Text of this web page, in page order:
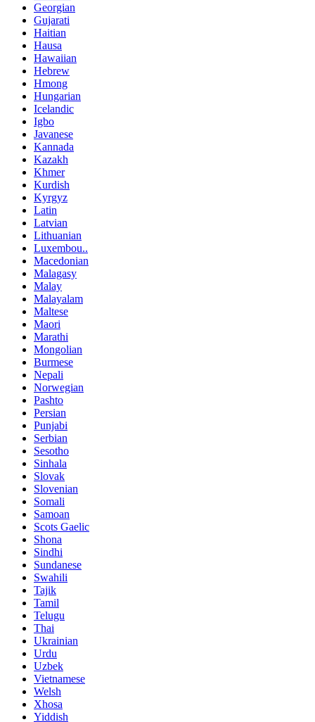
Georgian
Gujarati
Haitian
Hausa
Hawaiian
Hebrew
Hmong
Hungarian
Icelandic
Igbo
Javanese
Kannada
Kazakh
Khmer
Kurdish
Kyrgyz
Latin
Latvian
Lithuanian
Luxembou..
Macedonian
Malagasy
Malay
Malayalam
Maltese
Maori
Marathi
Mongolian
Burmese
Nepali
Norwegian
Pashto
Persian
Punjabi
Serbian
Sesotho
Sinhala
Slovak
Slovenian
Somali
Samoan
Scots Gaelic
Shona
Sindhi
Sundanese
Swahili
Tajik
Tamil
Telugu
Thai
Ukrainian
Urdu
Uzbek
Vietnamese
Welsh
Xhosa
Yiddish